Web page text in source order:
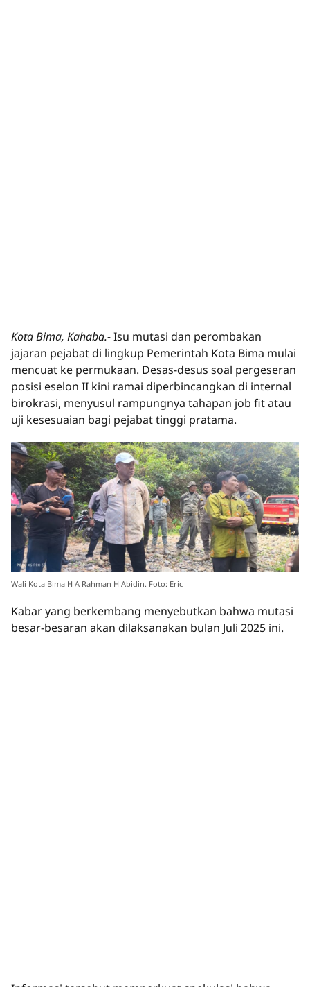
Kota Bima, Kahaba.-Isu mutasi dan perombakan
jajaran pejabat di lingkup Pemerintah Kota Bima mulai
mencuat ke permukaan. Desas-desus soal pergeseran
posisi eselon II kini ramai diperbincangkan di internal
birokrasi, menyusul rampungnya tahapan job fit atau
uji kesesuaian bagi pejabat tinggi pratama.
Wali Kota Bima H A Rahman H Abidin. Foto: Eric
Kabar yang berkembang menyebutkan bahwa mutasi
besar-besaran akan dilaksanakan bulan Juli 2025 ini.